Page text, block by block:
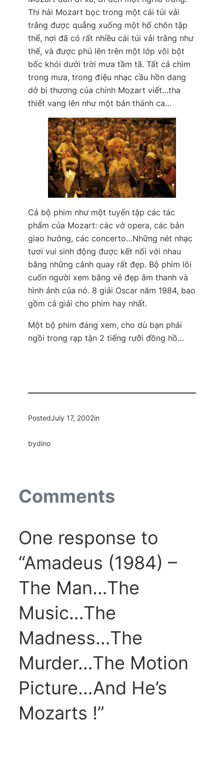
Thi hài Mozart bọc trong một cái túi vải
trắng được quẳng xuống một hố chôn tập
thể, nơi đã có rất nhiều cái túi vải trắng như
thế, và được phủ lên trên một lớp vôi bột
bốc khói dưới trời mưa tầm tã. Tất cả chìm
trong mưa, trong điệu nhạc cầu hồn dang
dở bi thương của chính Mozart viết…tha
thiết vang lên như một bản thánh ca…
Cả bộ phim như một tuyển tập các tác
phẩm của Mozart: các vở opera, các bản
giao hưởng, các concerto…Những nét nhạc
tươi vui sinh động được kết nối với nhau
bằng những cảnh quay rất đẹp. Bộ phim lôi
cuốn người xem bằng vẻ đẹp âm thanh và
hình ảnh của nó. 8 giải Oscar năm 1984, bao
gồm cả giải cho phim hay nhất.
Một bộ phim đáng xem, cho dù bạn phải
ngồi trong rạp tận 2 tiếng rưỡi đồng hồ…
PostedJuly 17, 2002in
bydino
Comments
One response to
“Amadeus (1984) –
The Man…The
Music…The
Madness…The
Murder…The Motion
Picture…And He’s
Mozarts !”